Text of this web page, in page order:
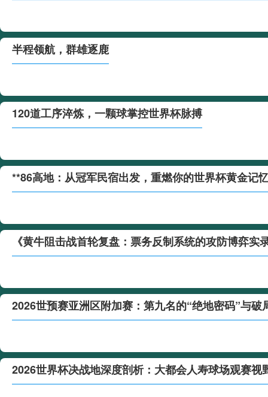
半程领航，群雄逐鹿
120道工序淬炼，一颗球掌控世界杯脉搏
**86高地：从冠军民宿出发，重燃你的世界杯黄金记
《黄牛阻击战首轮复盘：票务反制系统的攻防博弈实
2026世预赛亚洲区附加赛：第九名的“绝地密码”与破
2026世界杯决战地深度剖析：大都会人寿球场观赛视